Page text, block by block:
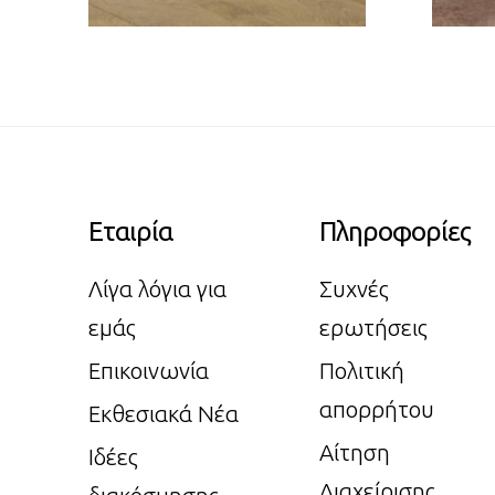
Εταιρία
Λίγα λόγια για
εμάς
Επικοινωνία
Εκθεσιακά Νέα
Ιδέες
Πληροφορίες
Συχνές
ερωτήσεις
Πολιτική
απορρήτου
Αίτηση